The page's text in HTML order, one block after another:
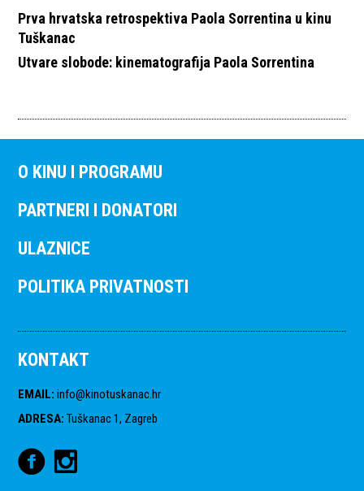
Prva hrvatska retrospektiva Paola Sorrentina u kinu
Tuškanac
Utvare slobode: kinematografija Paola Sorrentina
O KINU I PROGRAMU
PARTNERI I DONATORI
ULAZNICE
POLITIKA PRIVATNOSTI
KONTAKT
EMAIL: info@kinotuskanac.hr
ADRESA: Tuškanac 1, Zagreb